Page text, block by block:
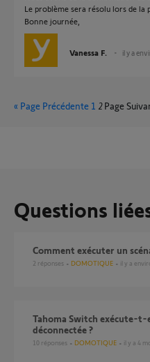
Le problème sera résolu lors de la
Bonne journée,
Vanessa F. il y a
« Page Précédente 1 2 Page
Questions
comment exécuter un
2 réponses DOMOTIQUE il y a
Tahoma Switch exécute-t-elle les scénarios si la box est
déconnectée ?
10 réponses DOMOTIQUE il y a 4